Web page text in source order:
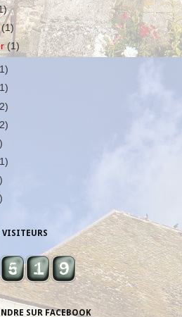
(1)
(1)
VISITEURS
SUR FACEBOOK